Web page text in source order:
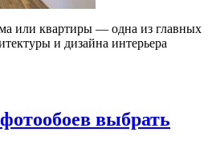
—
Триан
или квартиры — одна из главных
и дизайна интерьера
выбрать